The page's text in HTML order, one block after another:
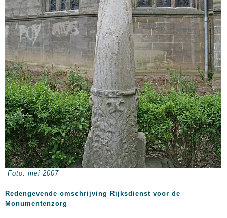
Foto: mei 2007
Redengevende omschrijving Rijksdienst voor de
Monumentenzorg